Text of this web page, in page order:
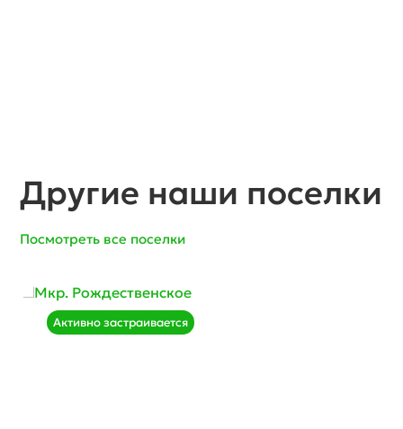
Другие наши поселки
Посмотреть все поселки
Активно застраивается